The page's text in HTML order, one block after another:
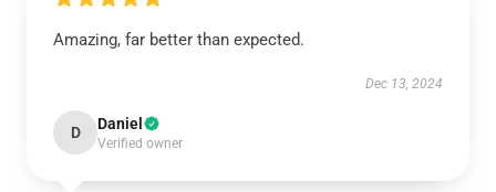
Amazing, far better than expected.
Dec 13, 2024
D Daniel
Verified owner